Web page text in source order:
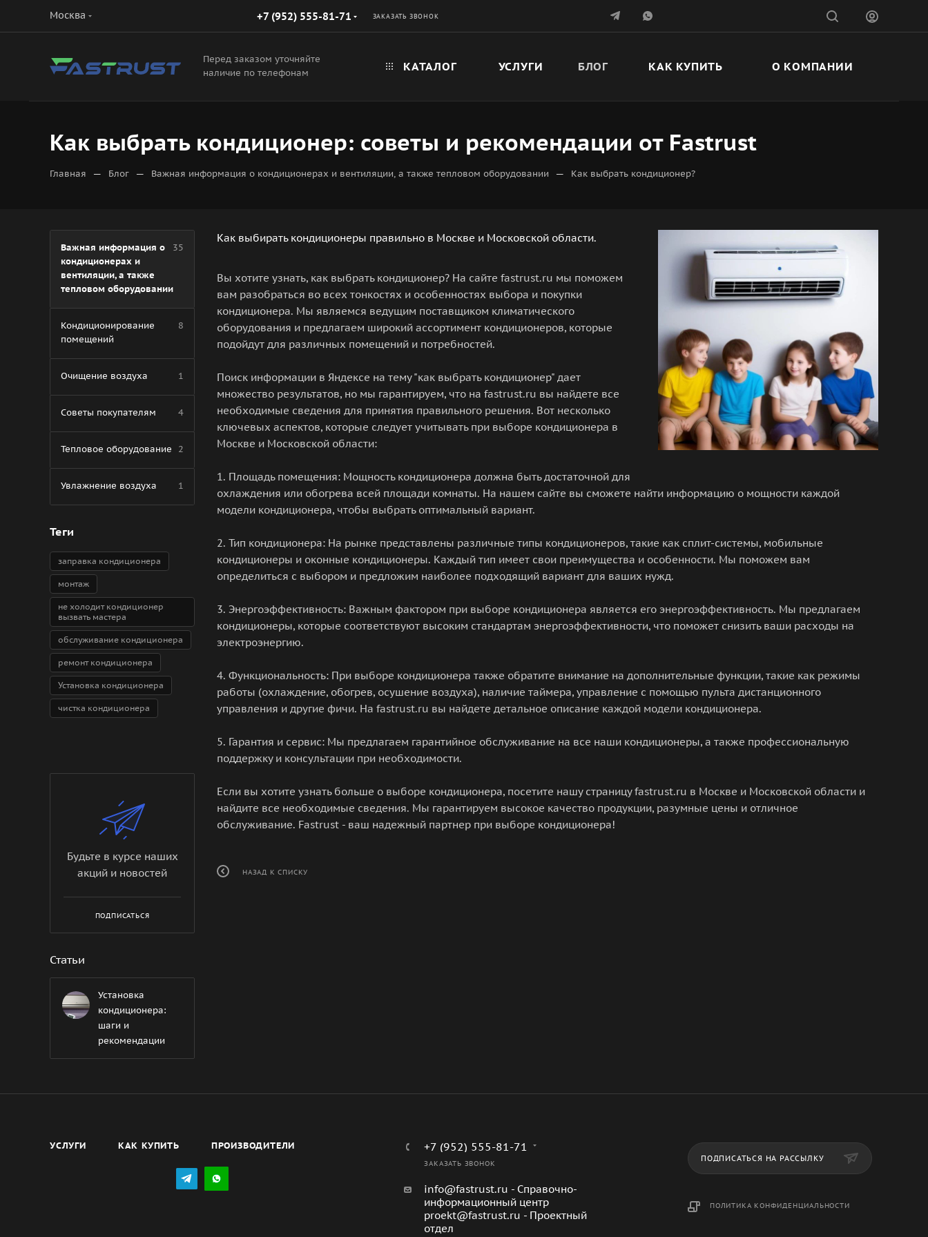
Москва +7 (952) 555-81-71 ЗАКАЗАТЬ ЗВОНОК
Перед заказом уточняйте
наличие по телефонам
КАТАЛОГ УСЛУГИ БЛОГ КАК КУПИТЬ О КОМПАНИИ
Как выбрать кондиционер: советы и рекомендации от Fastrust
Главная — Блог — Важная информация о кондиционерах и вентиляции, а также тепловом оборудовании — Как выбрать кондиционер?
Как выбирать кондиционеры правильно в Москве и Московской области.
Вы хотите узнать, как выбрать кондиционер? На сайте fastrust.ru мы поможем
вам разобраться во всех тонкостях и особенностях выбора и покупки
кондиционера. Мы являемся ведущим поставщиком климатического
оборудования и предлагаем широкий ассортимент кондиционеров, которые
подойдут для различных помещений и потребностей.
Поиск информации в Яндексе на тему "как выбрать кондиционер" дает
множество результатов, но мы гарантируем, что на fastrust.ru вы найдете все
необходимые сведения для принятия правильного решения. Вот несколько
ключевых аспектов, которые следует учитывать при выборе кондиционера в
Москве и Московской области:
1. Площадь помещения: Мощность кондиционера должна быть достаточной для
охлаждения или обогрева всей площади комнаты. На нашем сайте вы сможете найти информацию о мощности каждой
модели кондиционера, чтобы выбрать оптимальный вариант.
2. Тип кондиционера: На рынке представлены различные типы кондиционеров, такие как сплит-системы, мобильные
кондиционеры и оконные кондиционеры. Каждый тип имеет свои преимущества и особенности. Мы поможем вам
определиться с выбором и предложим наиболее подходящий вариант для ваших нужд.
3. Энергоэффективность: Важным фактором при выборе кондиционера является его энергоэффективность. Мы предлагаем
кондиционеры, которые соответствуют высоким стандартам энергоэффективности, что поможет снизить ваши расходы на
электроэнергию.
4. Функциональность: При выборе кондиционера также обратите внимание на дополнительные функции, такие как режимы
работы (охлаждение, обогрев, осушение воздуха), наличие таймера, управление с помощью пульта дистанционного
управления и другие фичи. На fastrust.ru вы найдете детальное описание каждой модели кондиционера.
5. Гарантия и сервис: Мы предлагаем гарантийное обслуживание на все наши кондиционеры, а также профессиональную
поддержку и консультации при необходимости.
Если вы хотите узнать больше о выборе кондиционера, посетите нашу страницу fastrust.ru в Москве и Московской области и
найдите все необходимые сведения. Мы гарантируем высокое качество продукции, разумные цены и отличное
обслуживание. Fastrust - ваш надежный партнер при выборе кондиционера!
НАЗАД К СПИСКУ
Важная информация о
кондиционерах и
вентиляции, а также
тепловом оборудовании
35
Кондиционирование
помещений
8
Очищение воздуха 1
Советы покупателям 4
Тепловое оборудование 2
Увлажнение воздуха 1
Теги
заправка кондиционера
монтаж
не холодит кондиционер
вызвать мастера
обслуживание кондиционера
ремонт кондиционера
Установка кондиционера
чистка кондиционера
Будьте в курсе наших
акций и новостей
ПОДПИСАТЬСЯ
Статьи
Установка
кондиционера:
шаги и
рекомендации
УСЛУГИ КАК КУПИТЬ ПРОИЗВОДИТЕЛИ +7 (952) 555-81-71
ЗАКАЗАТЬ ЗВОНОК
info@fastrust.ru - Справочно-
информационный центр
proekt@fastrust.ru - Проектный
отдел
ПОДПИСАТЬСЯ НА РАССЫЛКУ
ПОЛИТИКА КОНФИДЕНЦИАЛЬНОСТИ